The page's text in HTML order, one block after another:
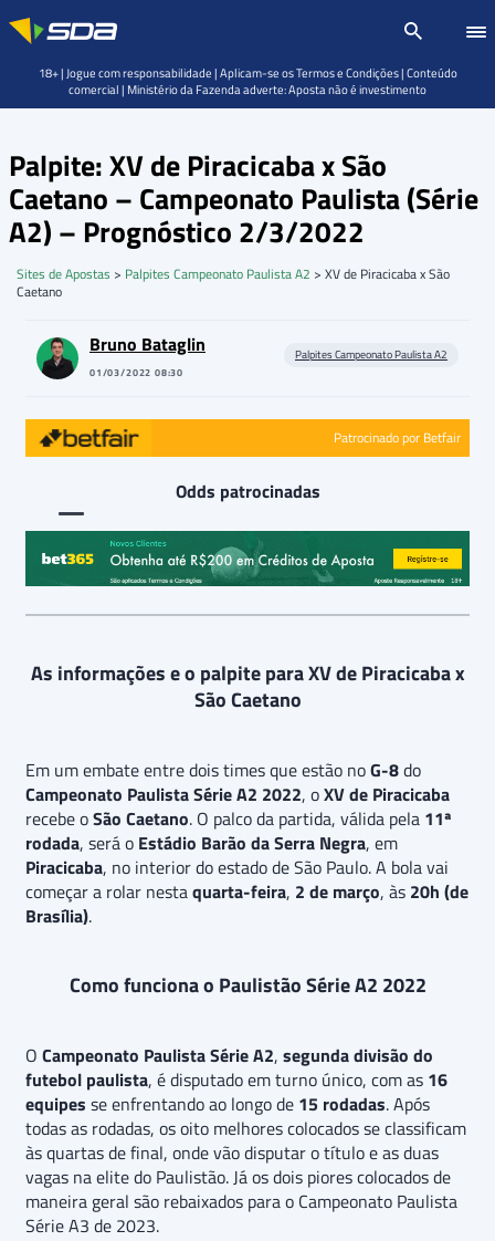
Palpite: XV de Piracicaba x São
Caetano – Campeonato Paulista (Série
A2) – Prognóstico 2/3/2022
Sites de Apostas > Palpites Campeonato Paulista A2 > XV de Piracicaba x São
Caetano
Bruno Bataglin
01/03/2022 08:30
Palpites Campeonato Paulista A2
Patrocinado por Betfair
Odds patrocinadas
As informações e o palpite para XV de Piracicaba x
São Caetano
Em um embate entre dois times que estão noG-8do
Campeonato Paulista Série A2 2022, oXV de Piracicaba
recebe oSão Caetano. O palco da partida, válida pela 11ª
rodada, será o Estádio Barão da Serra Negra, em
Piracicaba, no interior do estado de São Paulo. A bola vai
começar a rolar nestaquarta-feira, 2 de março, às 20h (de
Brasília).
Como funciona o Paulistão Série A2 2022
O Campeonato Paulista Série A2, segunda divisão do
futebol paulista, é disputado em turno único, com as 16
equipes se enfrentando ao longo de 15 rodadas. Após
todas as rodadas, os oito melhores colocados se classificam
às quartas de final, onde vão disputar o título e as duas
vagas na elite do Paulistão. Já os dois piores colocados de
maneira geral são rebaixados para o Campeonato Paulista
Série A3 de 2023.
18+ | Jogue com responsabilidade | Aplicam-se os Termos e Condições | Conteúdo
comercial | Ministério da Fazenda adverte: Aposta não é investimento